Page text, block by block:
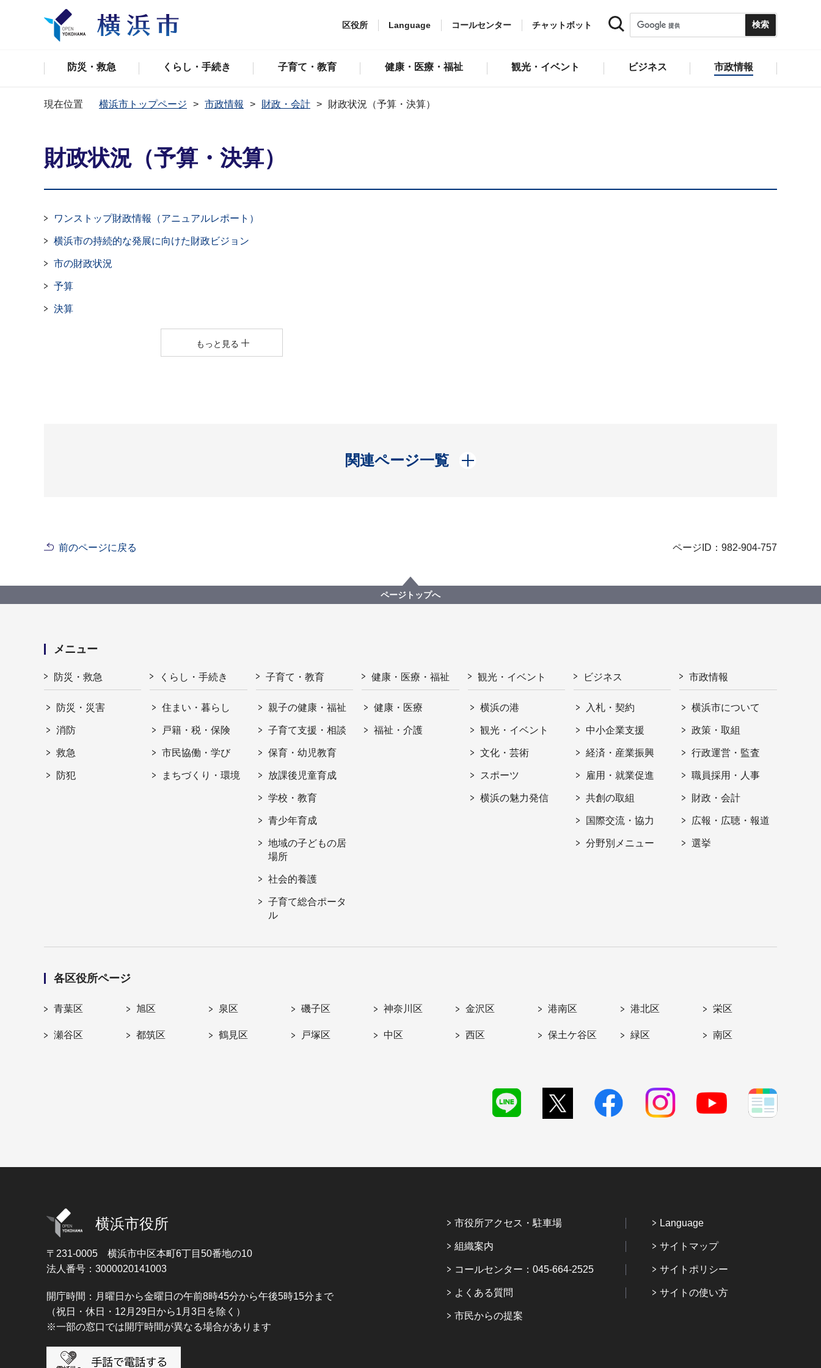
区役所 Language コールセンター チャットボット
防災・救急 くらし・手続き 子育て・教育 健康・医療・福祉 観光・イベント ビジネス 市政情報
現在位置 横浜市トップページ 市政情報 財政・会計 財政状況（予算・決算）
財政状況（予算・決算）
ワンストップ財政情報（アニュアルレポート）
横浜市の持続的な発展に向けた財政ビジョン
市の財政状況
予算
決算
もっと見る
関連ページ一覧
開く
前のページに戻る ページID：982-904-757
ページトップへ
メニュー
防災・救急
防災・災害
消防
救急
防犯
くらし・手続き
住まい・暮らし
戸籍・税・保険
市民協働・学び
まちづくり・環境
子育て・教育
親子の健康・福祉
子育て支援・相談
保育・幼児教育
放課後児童育成
学校・教育
青少年育成
地域の子どもの居
場所
社会的養護
子育て総合ポータ
ル
健康・医療・福祉
健康・医療
福祉・介護
観光・イベント
横浜の港
観光・イベント
文化・芸術
スポーツ
横浜の魅力発信
ビジネス
入札・契約
中小企業支援
経済・産業振興
雇用・就業促進
共創の取組
国際交流・協力
分野別メニュー
市政情報
横浜市について
政策・取組
行政運営・監査
職員採用・人事
財政・会計
広報・広聴・報道
選挙
各区役所ページ
青葉区 旭区 泉区 磯子区 神奈川区 金沢区 港南区 港北区 栄区
瀬谷区 都筑区 鶴見区 戸塚区 中区 西区 保土ケ谷区 緑区 南区
横浜市役所
〒231-0005 横浜市中区本町6丁目50番地の10
法人番号：3000020141003
開庁時間：月曜日から金曜日の午前8時45分から午後5時15分まで
（祝日・休日・12月29日から1月3日を除く）
※一部の窓口では開庁時間が異なる場合があります
市役所アクセス・駐車場
組織案内
コールセンター：045-664-2525
よくある質問
市民からの提案
Language
サイトマップ
サイトポリシー
サイトの使い方